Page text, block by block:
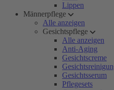
Lippen
Männerpflege
Alle anzeigen
Gesichtspflege
Alle anzeigen
Anti-Aging
Gesichtscreme
Gesichtsserum
Pflegesets